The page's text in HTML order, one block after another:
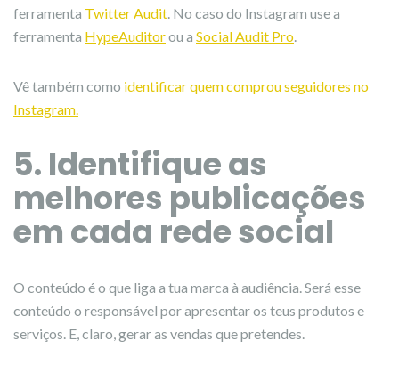
ferramenta Twitter Audit . No caso do Instagram use a
ferramenta HypeAuditorou a Social Audit Pro
Vê também como identificar quem comprou seguidores no
Instagram.
5. Identifique as
melhores publicações
em cada rede social
O conteúdo é o que liga a tua marca à audiência. Será esse
conteúdo o responsável por apresentar os teus produtos e
serviços. E, claro, gerar as vendas que pretendes.